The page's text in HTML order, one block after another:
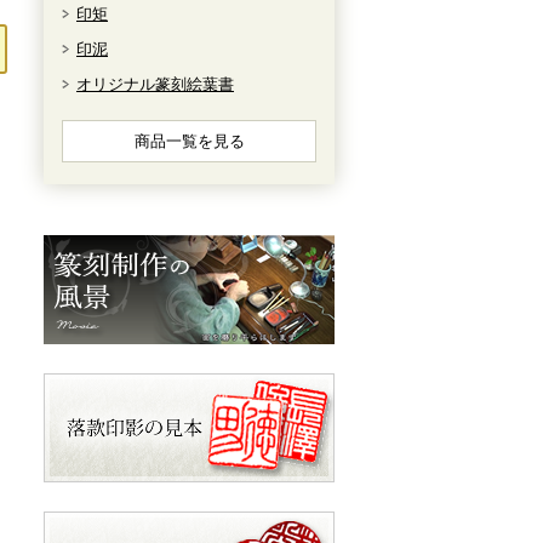
印矩
印泥
オリジナル篆刻絵葉書
商品一覧を見る